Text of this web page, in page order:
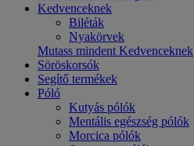
Kedvenceknek
Biléták
Nyakörvek
Mutass mindent Kedvenceknek
Söröskorsók
Segítő termékek
Póló
Kutyás pólók
Mentális egészség pólók
Morcica pólók